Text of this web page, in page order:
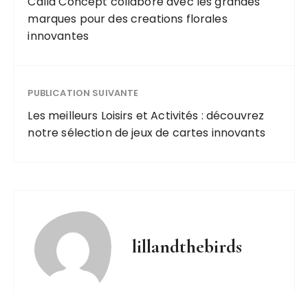
creations
florales
innovantes
marques pour des creations florales
innovantes
PUBLICATION SUIVANTE
Les meilleurs Loisirs et Activités : découvrez
notre sélection de jeux de cartes innovants
lillandthebirds